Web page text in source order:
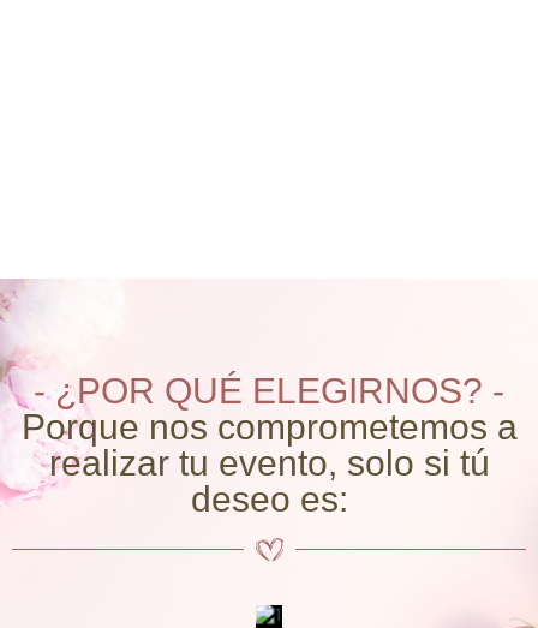
- ¿POR QUÉ ELEGIRNOS? -
Porque nos comprometemos a
realizar tu evento, solo si tú
deseo es: